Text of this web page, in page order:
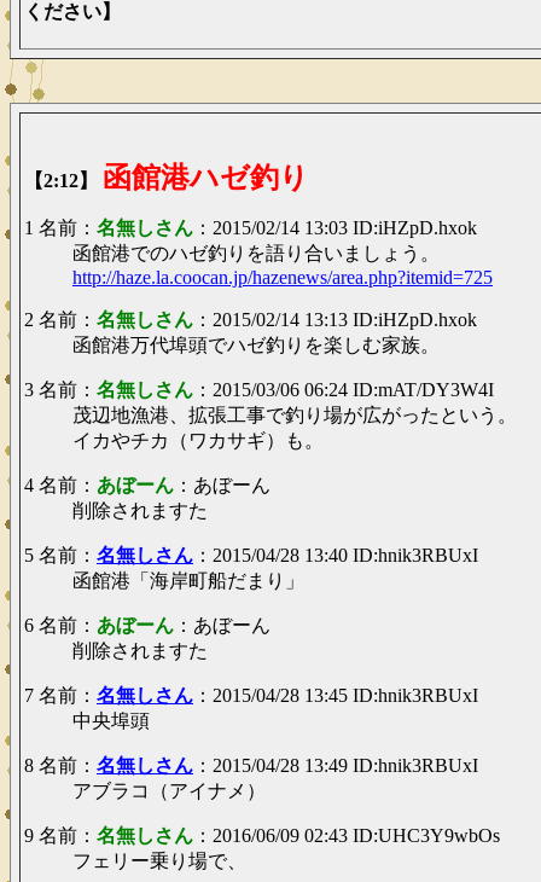
ください】
【2:12】 函館港ハゼ釣り
1 名前： 名無しさん ：2015/02/14 13:03 ID:iHZpD.hxok
函館港でのハゼ釣りを語り合いましょう。
http://haze.la.coocan.jp/hazenews/area.php?itemid=725
2 名前： 名無しさん ：2015/02/14 13:13 ID:iHZpD.hxok
函館港万代埠頭でハゼ釣りを楽しむ家族。
3 名前： 名無しさん ：2015/03/06 06:24 ID:mAT/DY3W4I
茂辺地漁港、拡張工事で釣り場が広がったという。
イカやチカ（ワカサギ）も。
4 名前： あぼーん ：あぼーん
削除されますた
5 名前： 名無しさん ：2015/04/28 13:40 ID:hnik3RBUxI
函館港「海岸町船だまり」
6 名前： あぼーん ：あぼーん
削除されますた
7 名前： 名無しさん ：2015/04/28 13:45 ID:hnik3RBUxI
中央埠頭
8 名前： 名無しさん ：2015/04/28 13:49 ID:hnik3RBUxI
アブラコ（アイナメ）
9 名前： 名無しさん ：2016/06/09 02:43 ID:UHC3Y9wbOs
フェリー乗り場で、